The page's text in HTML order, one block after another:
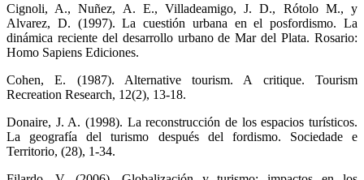
Cignoli, A., Nuñez, A. E., Villadeamigo, J. D., Rótolo M., y
Alvarez, D. (1997). La cuestión urbana en el posfordismo. La
dinámica reciente del desarrollo urbano de Mar del Plata. Rosario:
Homo Sapiens Ediciones.
Cohen, E. (1987). Alternative tourism. A critique. Tourism
Recreation Research, 12(2), 13-18.
Donaire, J. A. (1998). La reconstrucción de los espacios turísticos.
La geografía del turismo después del fordismo. Sociedade e
Territorio, (28), 1-34.